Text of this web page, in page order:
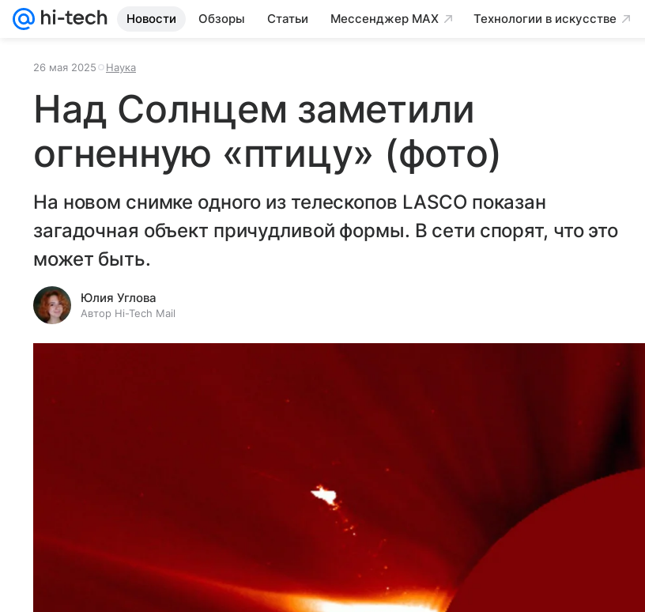
Новости Обзоры Статьи Мессенджер MAX Технологии в искусстве
26 мая 2025 Наука
Над Солнцем заметили
огненную «птицу» (фото)
На новом снимке одного из телескопов LASCO показан
загадочная объект причудливой формы. В сети спорят, что это
может быть.
Юлия Углова
Автор Hi-Tech Mail